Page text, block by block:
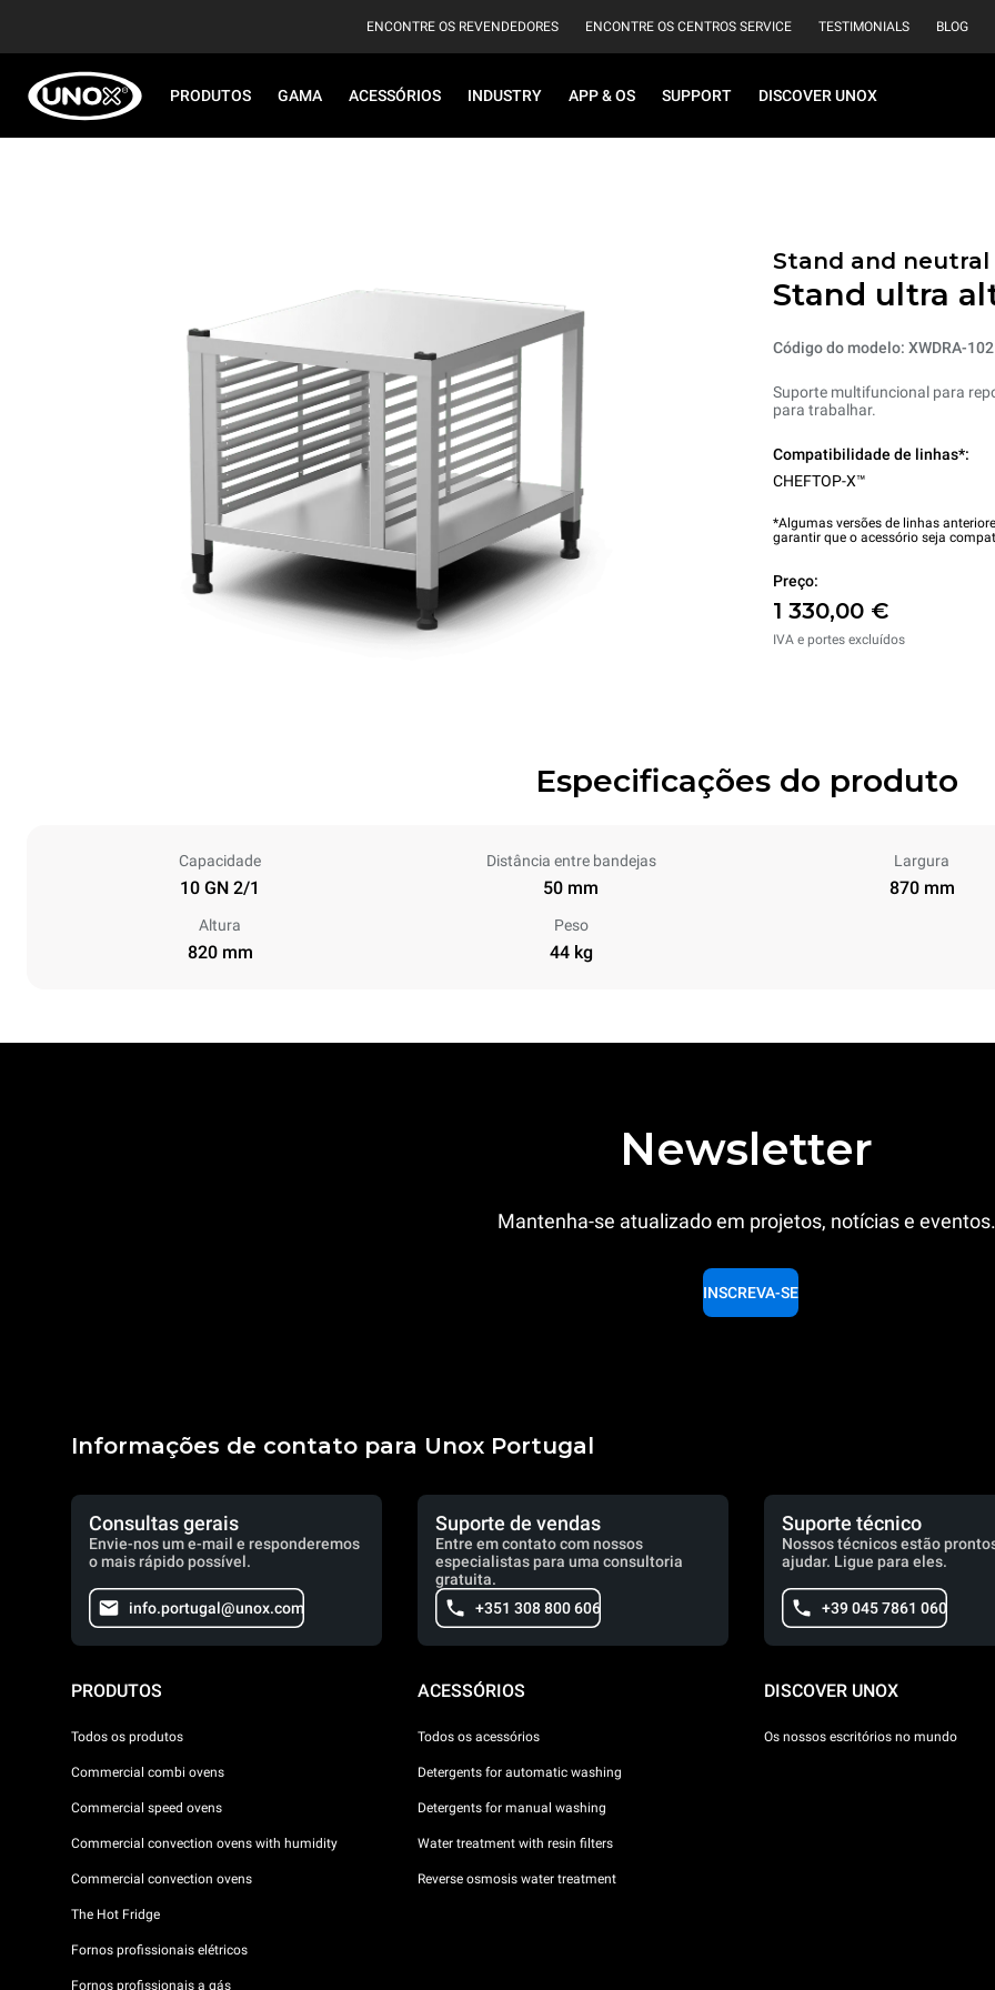
ENCONTRE OS REVENDEDORES ENCONTRE OS CENTROS SERVICE TESTIMONIALS BLOG
PRODUTOS GAMA ACESSÓRIOS INDUSTRY APP & OS SUPPORT DISCOVER UNOX
Stand and
Stand ultra
Código do modelo: XWDRA-
Suporte multifuncional para
para trabalhar.
Compatibilidade de linhas*:
CHEFTOP-X™
*Algumas versões de linhas
garantir que o acessório seja
Preço:
1 330,00 €
IVA e portes excluídos
Especificações do produto
Capacidade
10 GN 2/1
Distância entre bandejas
50 mm
Largura
870 mm
Altura
820 mm
Peso
44 kg
Newsletter
Mantenha-se atualizado em projetos, notícias e eventos.
INSCREVA-SE
Informações de contato para Unox Portugal
Consultas gerais
Envie-nos um e-mail e responderemos
o mais rápido possível.
info.portugal@unox.com
Suporte de vendas
Entre em contato com nossos
especialistas para uma consultoria
gratuita.
+351 308 800 606
Suporte técnico
Nossos técnicos estão
ajudar. Ligue para eles.
+39 045 7861 060
PRODUTOS
Todos os produtos
Commercial combi ovens
Commercial speed ovens
Commercial convection ovens with humidity
Commercial convection ovens
The Hot Fridge
Fornos profissionais elétricos
Fornos profissionais a gás
ACESSÓRIOS
Todos os acessórios
Detergents for automatic washing
Detergents for manual washing
Water treatment with resin filters
Reverse osmosis water treatment
DISCOVER UNOX
Os nossos escritórios no mundo